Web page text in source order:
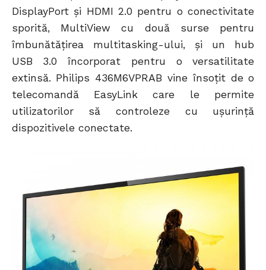
DisplayPort și HDMI 2.0 pentru o conectivitate
sporită, MultiView cu două surse pentru
îmbunătățirea multitasking-ului, și un hub
USB 3.0 încorporat pentru o versatilitate
extinsă. Philips 436M6VPRAB vine însoțit de o
telecomandă EasyLink care le permite
utilizatorilor să controleze cu ușurință
dispozitivele conectate.